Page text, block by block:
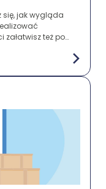
jak wygląda
załatwisz też po